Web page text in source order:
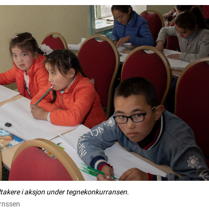
i aksjon under tegnekonkurransen.